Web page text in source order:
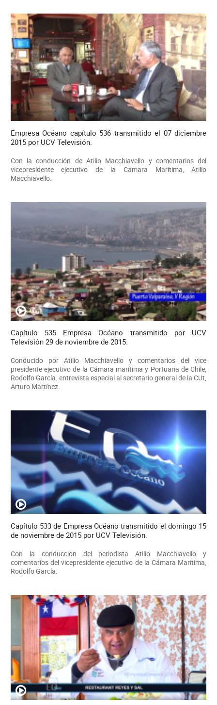
Empresa Océano capítulo 536 transmitido el 07 diciembre
2015 por UCV Televisión.
Con la conducción de Atilio Macchiavello y comentarios del
vicepresidente ejecutivo de la Cámara Marítima, Atilio
Macchiavello.
Capítulo 535 Empresa Océano transmitido por UCV
Televisión 29 de noviembre de 2015.
Conducido por Atilio Macchiavello y comentarios del vice
presidente ejecutivo de la Cámara marítima y Portuaria de Chile,
Rodolfo García. entrevista especial al secretario general de la CUt,
Arturo Martínez.
Capítulo 533 de Empresa Océano transmitido el domingo 15
de noviembre de 2015 por UCV Televisión.
Con la conduccion del periodista Atilio Macchiavello y
comentarios del vicepresidente ejecutivo de la Cámara Marítima,
Rodolfo García.